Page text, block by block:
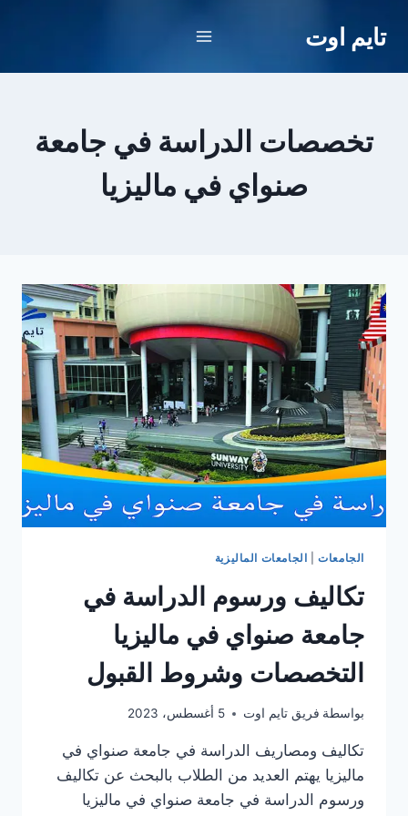
تايم اوت
تخصصات الدراسة في جامعة
صنواي في ماليزيا
الجامعات| الجامعات الماليزية
تكاليف ورسوم الدراسة في
جامعة صنواي في ماليزيا
التخصصات وشروط القبول
بواسطة فريق تايم اوت 5 أغسطس، 2023
تكاليف ومصاريف الدراسة في جامعة صنواي في
ماليزيا يهتم العديد من الطلاب بالبحث عن تكاليف
ورسوم الدراسة في جامعة صنواي في ماليزيا